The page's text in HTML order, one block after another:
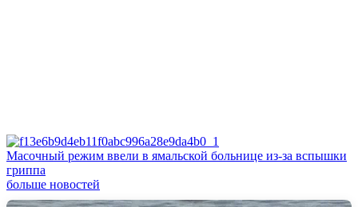
Масочный режим ввели в ямальской больнице из-за вспышки
гриппа
больше новостей